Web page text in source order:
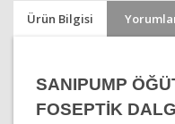
Ürün Bilgisi
SANIPUMP
FOSEPTİK